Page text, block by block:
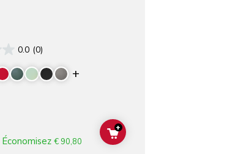
0.0 (0)
Display more colors
Économisez € 90,80 ADD TO CART
+